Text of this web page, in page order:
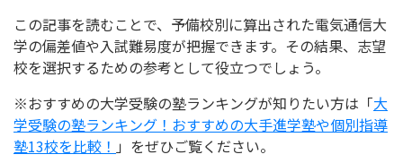
この記事を読むことで、予備校別に算出された電気通信大
学の偏差値や入試難易度が把握できます。その結果、志望
校を選択するための参考として役立つでしょう。
※おすすめの大学受験の塾ランキングが知りたい方は「大
学受験の塾ランキング！おすすめの大手進学塾や個別指導
塾13校を比較！ 」をぜひご覧ください。